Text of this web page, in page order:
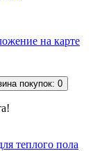
на карте
покупок: 0
теплого пола